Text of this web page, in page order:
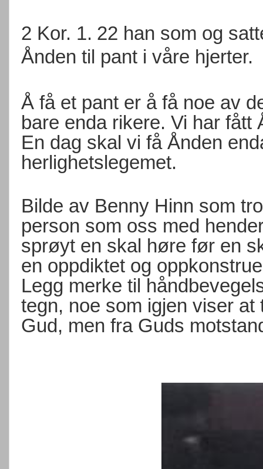
2 Kor. 1. 22 han som og
Ånden til pant i våre hjerter.
Å få et pant er å få noe av
bare enda rikere. Vi har fått
En dag skal vi få Ånden
herlighetslegemet.
Bilde av Benny Hinn som
person som oss med
sprøyt en skal høre før en
en oppdiktet og
Legg merke til
tegn, noe som igjen viser
Gud, men fra Guds